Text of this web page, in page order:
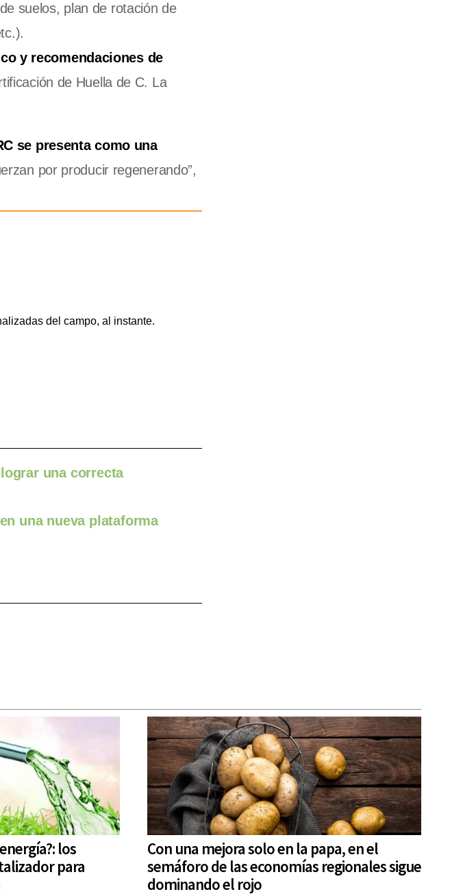
suelos, plan de rotación de
y recomendaciones de
de Huella de C. La
se presenta como una
por producir regenerando”,
del campo, al instante.
una correcta
una nueva plataforma
los
para
Con una mejora solo en la papa, en el
semáforo de las economías regionales sigue
dominando el rojo